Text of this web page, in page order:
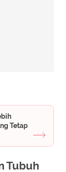
Tetap
Tubuh